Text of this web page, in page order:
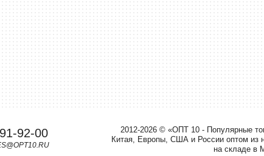
2012-2026 © «ОПТ 10 - Популярные
Китая, Европы, США и России оптом из
на складе в
92-00